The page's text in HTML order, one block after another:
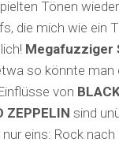
Tönen
die mich wie ein
Megafuzziger
so könnte man
von
ZEPPELIN sind
eins: Rock